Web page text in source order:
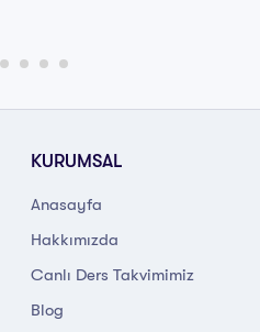
KURUMSAL
Anasayfa
Hakkımızda
Canlı Ders Takvimimiz
Blog